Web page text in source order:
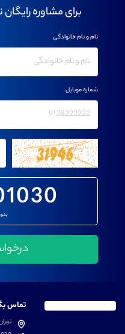
برای مشاوره
نام و نام خانوادگی
شماره موبایل
تماس